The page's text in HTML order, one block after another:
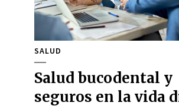
SALUD
Salud bucodental y
seguros en la vida